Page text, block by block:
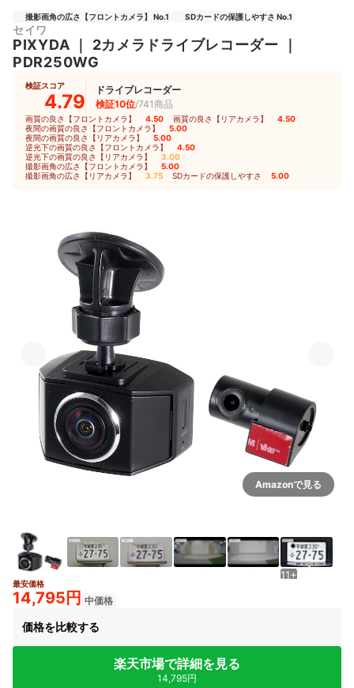
撮影画角の広さ【フロントカメラ】 No.1 SDカードの保護しやすさ No.1
セイワ
PIXYDA 2カメラドライブレコーダー
PDR250WG
検証スコア
4.79
ドライブレコーダー
検証10位/741商品
画質の良さ【フロントカメラ】 4.50 画質の良さ【リアカメラ】 4.50
夜間の画質の良さ【フロントカメラ】 5.00
夜間の画質の良さ【リアカメラ】 5.00
逆光下の画質の良さ【フロントカメラ】 4.50
逆光下の画質の良さ【リアカメラ】 3.00
撮影画角の広さ【フロントカメラ】 5.00
撮影画角の広さ【リアカメラ】 3.75 SDカードの保護しやすさ 5.00
Amazonで見る
11+
最安価格
14,795円 中価格
価格を比較する
楽天市場で詳細を見る
14,795円